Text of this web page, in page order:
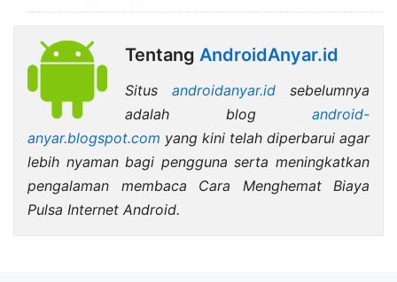
Tentang AndroidAnyar.id
Situs androidanyar.id sebelumnya
adalah blog android-
anyar.blogspot.com yang kini telah diperbarui agar
lebih nyaman bagi pengguna serta meningkatkan
pengalaman membaca Cara Menghemat Biaya
Pulsa Internet Android.